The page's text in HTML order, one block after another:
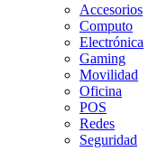
Accesorios
Computo
Electrónica
Gaming
Movilidad
Oficina
POS
Redes
Seguridad